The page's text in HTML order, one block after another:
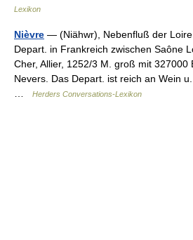
Lexikon
Nièvre — (Niähwr), Nebenfluß der
Depart. in Frankreich zwischen Saône
Cher, Allier, 1252/3 M. groß mit 327000
Nevers. Das Depart. ist reich an Wein
Herders Conversations-Lexikon